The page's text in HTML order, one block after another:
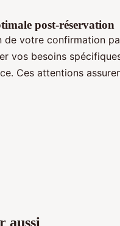
post-réservation
votre confirmation
vos besoins
Ces attentions
aussi